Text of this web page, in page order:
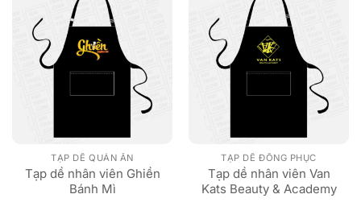
TẠP DỀ QUÁN ĂN
Tạp dề nhân viên Ghiền
Bánh Mì
TẠP DỀ ĐỒNG PHỤC
Tạp dề nhân viên Van
Kats Beauty & Academy